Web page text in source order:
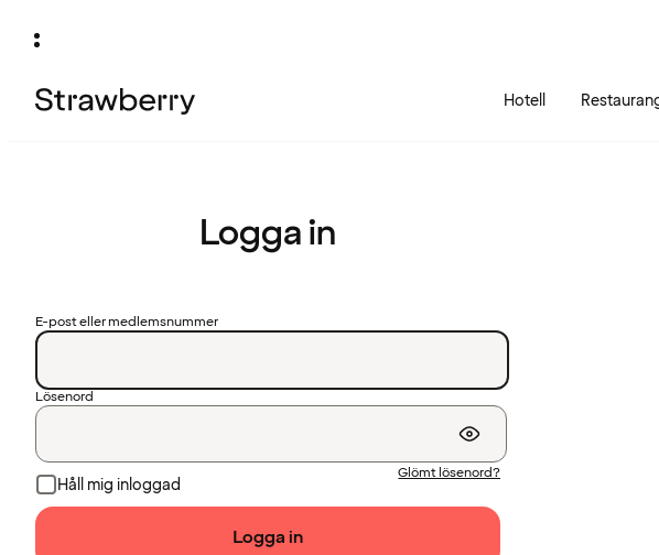
Hotell
Logga in
E-post eller medlemsnummer
Lösenord
Håll mig inloggad
Glömt lösenord?
Logga in